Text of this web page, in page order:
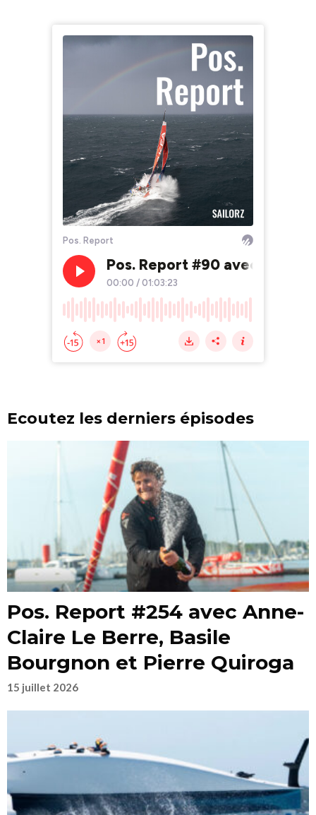
Ecoutez les derniers épisodes
Pos. Report #254 avec Anne-
Claire Le Berre, Basile
Bourgnon et Pierre Quiroga
15 juillet 2026